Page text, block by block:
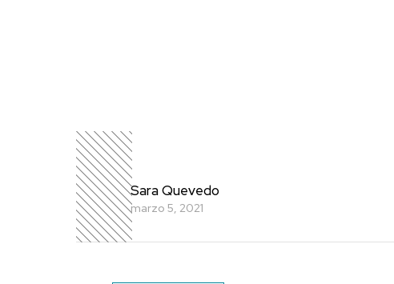
Sara Quevedo
marzo 5, 2021